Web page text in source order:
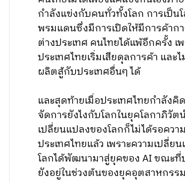
กำลังแข่งกับคนทั่วทั้งโลก การเป็น
พรมแดนซึ่งมีการเปิดให้มีการค้าก
ต่างประเทศ คนไทยได้แพ้อีกครั้ง เ
ประเทศไทยเริ่มเสียดุลการค้า และ
ผลิตสู้กับประเทศอื่นๆ ได้
และสุดท้ายเมื่อประเทศไทยกำลังคิ
จัดการยังไงกับโลกในยุคโลกาภิวัต
เปลี่ยนแปลงของโลกก็ไม่ได้รอคว
ประเทศไทยแล้ว เพราะความเปลี่ย
โลกได้พัฒนามาสู่ยุคของ AI ขณะที่
ยังอยู่ในช่วงต้นของยุคอุตสาหกรรม